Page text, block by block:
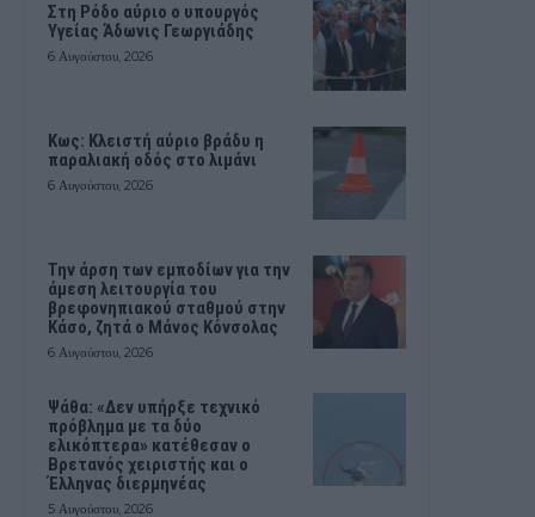
Στη Ρόδο αύριο ο υπουργός
Υγείας Άδωνις Γεωργιάδης
6 Αυγούστου, 2026
Κως: Κλειστή αύριο βράδυ η
παραλιακή οδός στο λιμάνι
6 Αυγούστου, 2026
Την άρση των εμποδίων για την
άμεση λειτουργία του
βρεφονηπιακού σταθμού στην
Κάσο, ζητά ο Μάνος Κόνσολας
6 Αυγούστου, 2026
Ψάθα: «Δεν υπήρξε τεχνικό
πρόβλημα με τα δύο
ελικόπτερα» κατέθεσαν ο
Βρετανός χειριστής και ο
Έλληνας διερμηνέας
5 Αυγούστου, 2026